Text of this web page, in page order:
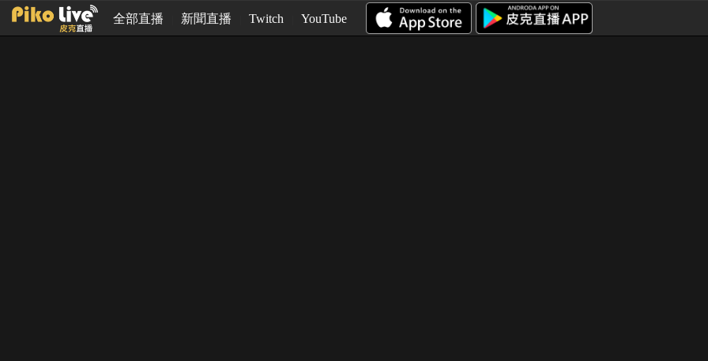
全部直播 新聞直播 Twitch YouTube